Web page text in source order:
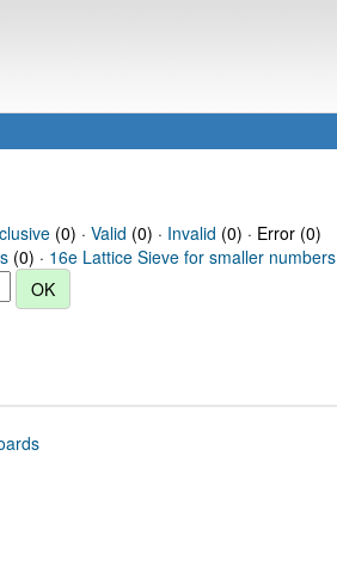
(0) · Valid (0) · Invalid (0) · Error (0)
(0) · 16e Lattice Sieve for smaller numbers